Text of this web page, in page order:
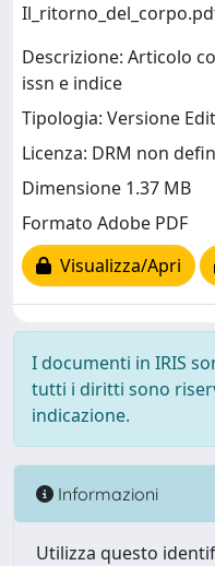
Descrizione: Articolo
issn e indice
Tipologia: Versione
Licenza: DRM non
Dimensione 1.37 MB
Formato Adobe PDF
Visualizza/Apri
I documenti in IRIS
tutti i diritti sono
indicazione.
Informazioni
Utilizza questo